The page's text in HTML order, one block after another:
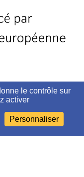
CRÉDITS
le contrôle sur
activer
Personnaliser